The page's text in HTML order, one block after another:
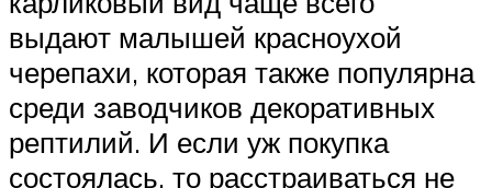
выдают малышей красноухой
черепахи, которая также популярна
среди заводчиков декоративных
рептилий. И если уж покупка
состоялась, то расстраиваться не